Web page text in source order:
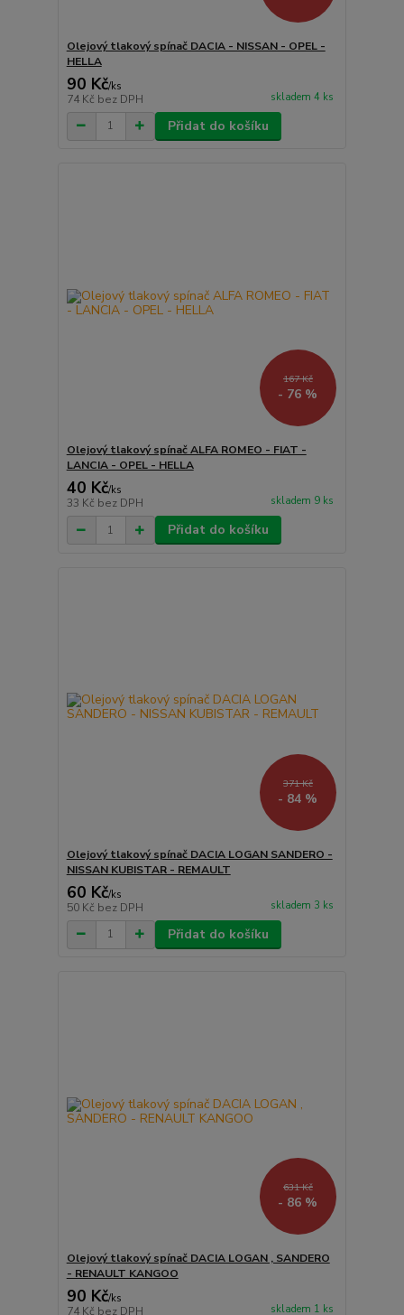
Olejový tlakový spínač DACIA - NISSAN - OPEL -
HELLA
90 Kč/ks
74 Kč bez DPH skladem 4 ks
Přidat do košíku
167 Kč
- 76 %
Olejový tlakový spínač ALFA ROMEO - FIAT -
LANCIA - OPEL - HELLA
40 Kč/ks
33 Kč bez DPH skladem 9 ks
Přidat do košíku
371 Kč
- 84 %
Olejový tlakový spínač DACIA LOGAN SANDERO -
NISSAN KUBISTAR - REMAULT
60 Kč/ks
50 Kč bez DPH skladem 3 ks
Přidat do košíku
631 Kč
- 86 %
Olejový tlakový spínač DACIA LOGAN , SANDERO
- RENAULT KANGOO
90 Kč/ks
74 Kč bez DPH skladem 1 ks